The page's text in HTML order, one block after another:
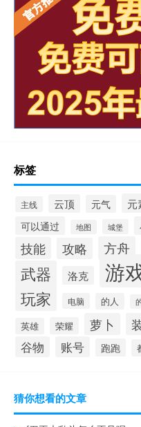
标签
主线 云顶 元气 元
可以通过 地图 城堡
技能 攻略 方舟
武器 洛克 游
玩家 电脑 的人
英雄 荣耀 萝卜
谷物 账号 跑跑
猜你想看的文章